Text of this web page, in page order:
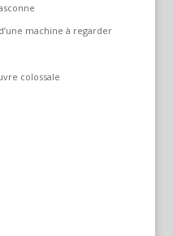
machine à regarder
colossale